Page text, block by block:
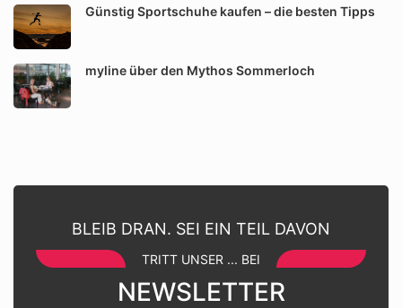
Günstig Sportschuhe kaufen – die besten Tipps
myline über den Mythos Sommerloch
BLEIB DRAN. SEI EIN TEIL DAVON
TRITT UNSER ... BEI
NEWSLETTER